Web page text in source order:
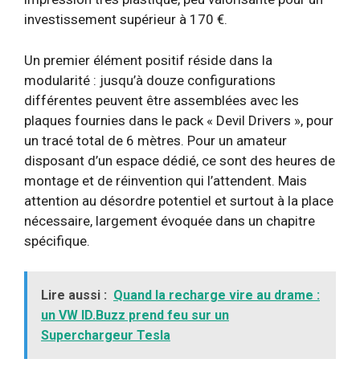
investissement supérieur à 170 €.
Un premier élément positif réside dans la
modularité : jusqu’à douze configurations
différentes peuvent être assemblées avec les
plaques fournies dans le pack « Devil Drivers », pour
un tracé total de 6 mètres. Pour un amateur
disposant d’un espace dédié, ce sont des heures de
montage et de réinvention qui l’attendent. Mais
attention au désordre potentiel et surtout à la place
nécessaire, largement évoquée dans un chapitre
spécifique.
Lire aussi : Quand la recharge vire au drame :
un VW ID.Buzz prend feu sur un
Superchargeur Tesla